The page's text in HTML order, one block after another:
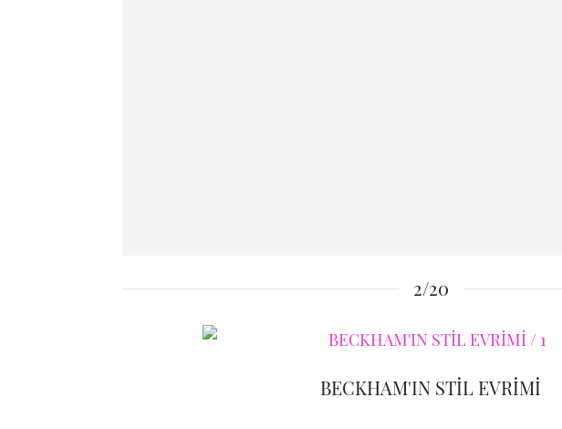
2/20
BECKHAM'IN STİL EVRİMİ